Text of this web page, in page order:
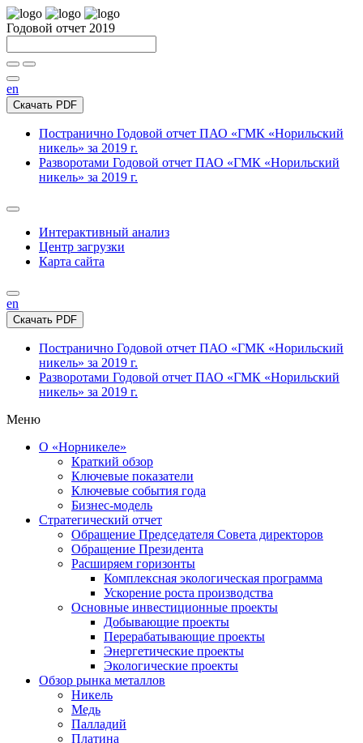
Годовой отчет 2019
en
Скачать PDF
Постранично Годовой отчет ПАО «ГМК «Норильский
никель» за 2019 г.
Разворотами Годовой отчет ПАО «ГМК «Норильский
никель» за 2019 г.
Интерактивный анализ
Центр загрузки
Карта сайта
en
Скачать PDF
Постранично Годовой отчет ПАО «ГМК «Норильский
никель» за 2019 г.
Разворотами Годовой отчет ПАО «ГМК «Норильский
никель» за 2019 г.
Меню
О «Норникеле»
Краткий обзор
Ключевые показатели
Ключевые события года
Бизнес-модель
Стратегический отчет
Обращение Председателя Совета директоров
Обращение Президента
Расширяем горизонты
Комплексная экологическая программа
Ускорение роста производства
Основные инвестиционные проекты
Добывающие проекты
Перерабатывающие проекты
Энергетические проекты
Экологические проекты
Обзор рынка металлов
Никель
Медь
Палладий
Платина